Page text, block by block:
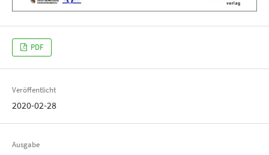
PDF
Veröffentlicht
2020-02-28
Ausgabe